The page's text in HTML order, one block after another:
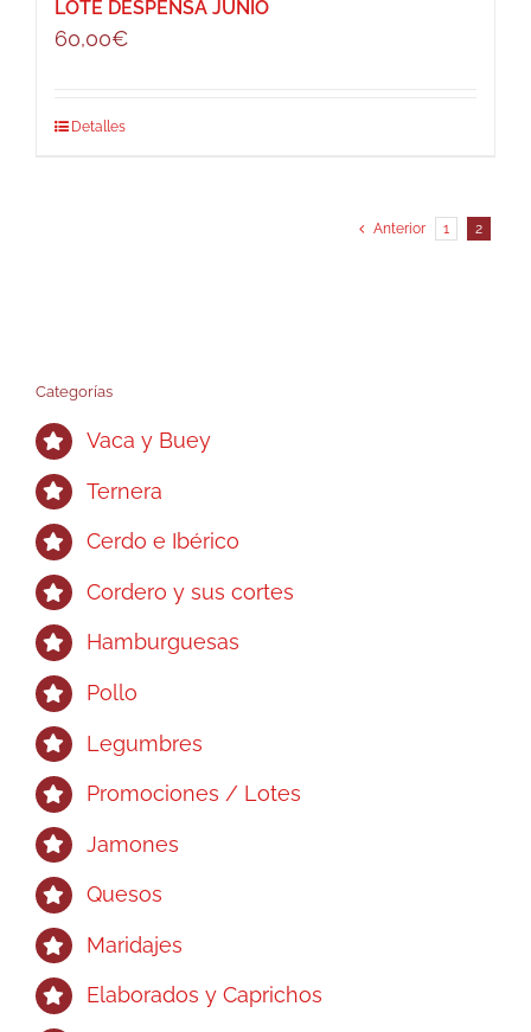
LOTE DESPENSA JUNIO
60,00€
Detalles
Anterior 1 2
Categorías
Vaca y Buey
Ternera
Cerdo e Ibérico
Cordero y sus cortes
Hamburguesas
Pollo
Legumbres
Promociones / Lotes
Jamones
Quesos
Maridajes
Elaborados y Caprichos